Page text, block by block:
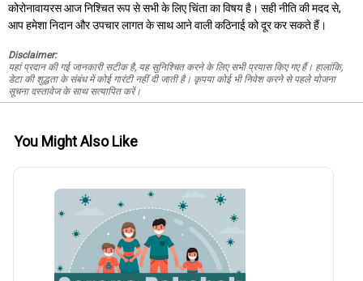
कोरोनावायरस आज निश्चित रूप से सभी के लिए चिंता का विषय है। सही नीति की मदद से,
आप हमेशा निदान और उपचार लागत के साथ आने वाली कठिनाई को दूर कर सकते हैं।
Disclaimer:
यहां प्रदान की गई जानकारी सटीक है, यह सुनिश्चित करने के लिए सभी प्रयास किए गए हैं। हालांकि,
डेटा की शुद्धता के संबंध में कोई गारंटी नहीं दी जाती है। कृपया कोई भी निवेश करने से पहले योजना
सूचना दस्तावेज के साथ सत्यापित करें।
You Might Also Like